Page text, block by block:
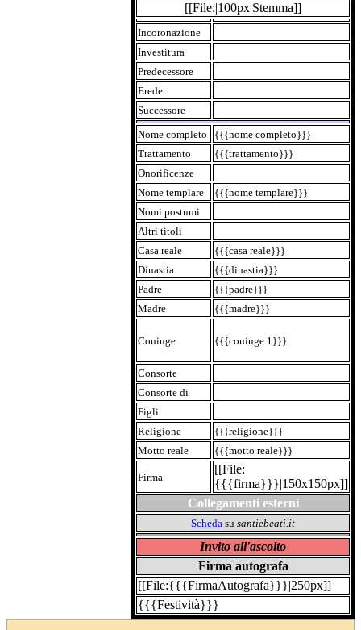
[[File:|100px|Stemma]]
Incoronazione
Investitura
Predecessore
Erede
Successore
Nome completo
{{{nome completo}}}
Trattamento
{{{trattamento}}}
Onorificenze
Nome templare
{{{nome templare}}}
Nomi postumi
Altri titoli
Casa reale
{{{casa reale}}}
Dinastia
{{{dinastia}}}
Padre
{{{padre}}}
Madre
{{{madre}}}
Coniuge {{{coniuge 1}}}
Consorte
Consorte di
Figli
Religione
{{{religione}}}
Motto reale
{{{motto reale}}}
Firma
[[File:
{{{firma}}}|150x150px]]
Collegamenti esterni
Scheda su santiebeati.it
Invito all'ascolto
Firma autografa
[[File:{{{FirmaAutografa}}}|250px]]
{{{Festività}}}